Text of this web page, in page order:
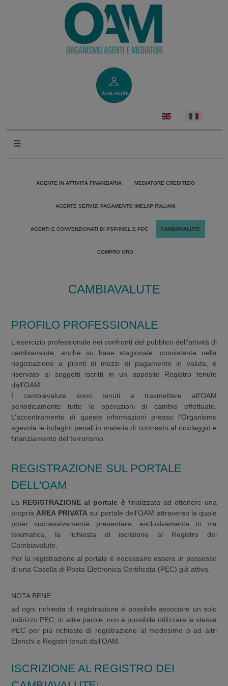
Area iscritti
AGENTE IN ATTIVITÀ FINANZIARIA MEDIATORE CREDITIZIO
AGENTE SERVIZI PAGAMENTO IMEL/IP ITALIANI
AGENTI E CONVENZIONATI DI PSP/IMEL E PDC CAMBIAVALUTE
COMPRO ORO
CAMBIAVALUTE
PROFILO PROFESSIONALE
L'esercizio professionale nei confronti del pubblico dell'attività di
cambiavalute, anche su base stagionale, consistente nella
negoziazione a pronti di mezzi di pagamento in valuta, è
riservato ai soggetti iscritti in un apposito Registro tenuto
dall'OAM.
I cambiavalute sono tenuti a trasmettere all’OAM
periodicamente tutte le operazioni di cambio effettuate.
L’accentramento di queste informazioni presso l’Organismo
agevola le indagini penali in materia di contrasto al riciclaggio e
finanziamento del terrorismo.
REGISTRAZIONE SUL PORTALE
DELL'OAM
La REGISTRAZIONE al portale è finalizzata ad ottenere una
propria AREA PRIVATA sul portale dell’OAM attraverso la quale
poter successivamente presentare, esclusivamente in via
telematica, la richiesta di iscrizione al Registro dei
Cambiavalute.
Per la registrazione al portale è necessario essere in possesso
di una Casella di Posta Elettronica Certificata (PEC) già attiva.
NOTA BENE:
ad ogni richiesta di registrazione è possibile associare un solo
indirizzo PEC; in altre parole, non è possibile utilizzare la stessa
PEC per più richieste di registrazione al medesimo o ad altri
Elenchi o Registri tenuti dall’OAM.
ISCRIZIONE AL REGISTRO DEI